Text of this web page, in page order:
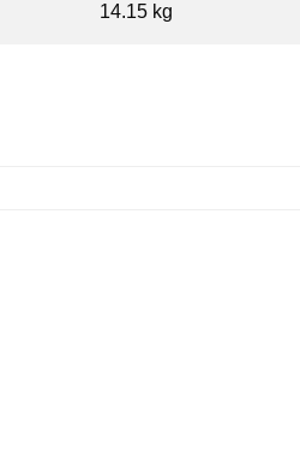
14.15 kg